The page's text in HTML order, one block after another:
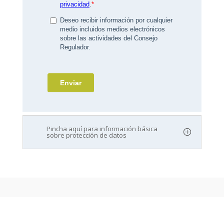
Pincha aquí para información básica
sobre protección de datos